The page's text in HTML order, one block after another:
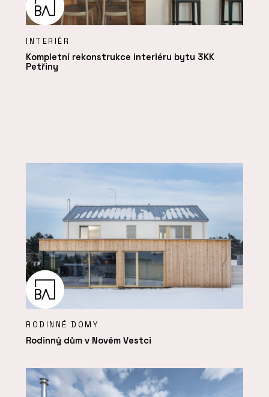
INTERIÉR
Kompletní rekonstrukce interiéru bytu 3KK
Petřiny
RODINNÉ DOMY
Rodinný dům v Novém Vestci